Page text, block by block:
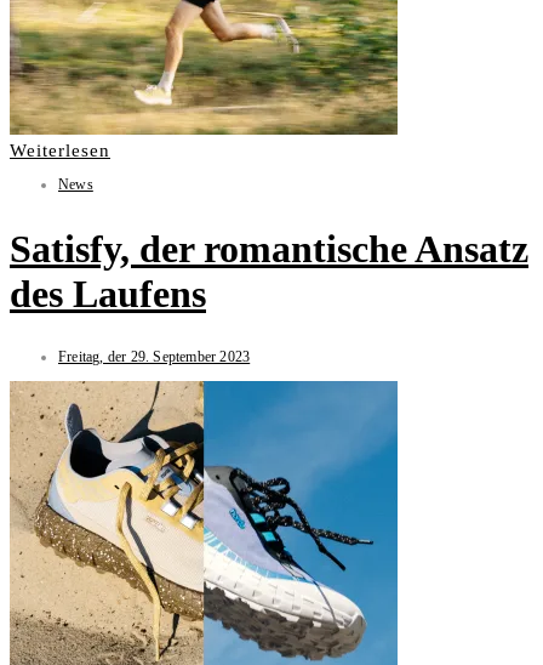
Weiterlesen
News
Satisfy, der romantische Ansatz
des Laufens
Freitag, der 29. September 2023